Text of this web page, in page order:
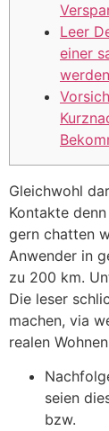
Leer
einer
werden
Gleichwohl
Kontakte
gern chatten
Anwender in
zu 200 km.
Die leser
machen, via
realen
seien
bzw.